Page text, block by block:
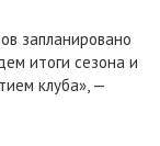
запланировано
итоги сезона и
клуба», —